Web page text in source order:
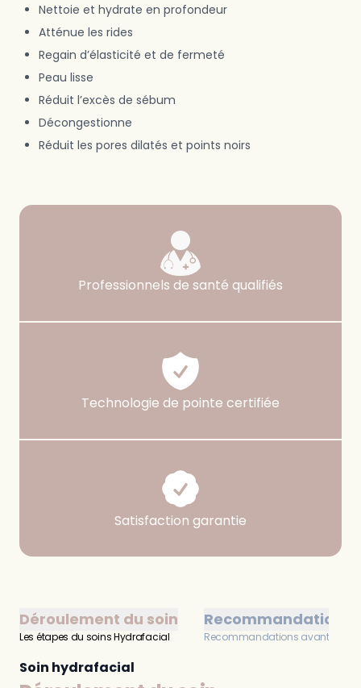
Nettoie et hydrate en profondeur
Atténue les rides
Regain d’élasticité et de fermeté
Peau lisse
Réduit l’excès de sébum
Décongestionne
Réduit les pores dilatés et points noirs
Garanties
Notre haut niveau d’exigence en matière de
Professionnels de santé qualifiés
Technologie de pointe certifiée
Satisfaction garantie
Déroulement du soin
Les étapes du soins Hydrafacial
Recommandations
Recommandations avant et
Soin hydrafacial